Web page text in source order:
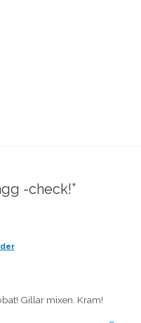
-check!”
Gillar mixen. Kram!